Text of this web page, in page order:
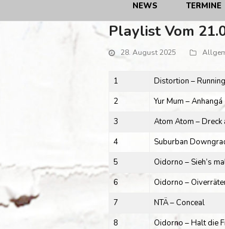
NEWS TERMINE
Playlist Vom
28. August 2025
1
Distortion –
2
Yur Mum – Anhangá
3
Atom Atom – Dreck
4
Suburban
5
Oidorno – Sieh’s
6
Oidorno –
7
NTÄ – Conceal
8
Oidorno – Halt die